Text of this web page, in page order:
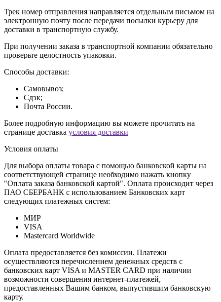
Трек номер отправления направляется отдельным письмом на
электронную почту после передачи посылки курьеру для
доставки в транспортную службу.
При получении заказа в транспортной компании обязательно
проверьте целостность упаковки.
Способы доставки:
Самовывоз;
Сдэк;
Почта России.
Более подробную информацию вы можете прочитать на
странице доставка условия доставки
Условия оплаты
Для выбора оплаты товара с помощью банковской карты на
соответствующей странице необходимо нажать кнопку
"Оплата заказа банковской картой". Оплата происходит через
ПАО СБЕРБАНК с использованием Банковских карт
следующих платежных систем:
МИР
VISA
Mastercard Worldwide
Оплата предоставляется без комиссии. Платежи
осуществляются перечислением денежных средств с
банковских карт VISA и MASTER CARD при наличии
возможности совершения интернет-платежей,
предоставленных Вашим банком, выпустившим банковскую
карту.